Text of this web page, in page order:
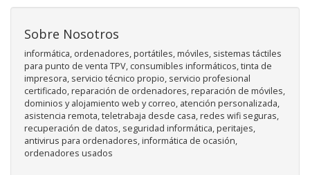
Sobre Nosotros
informática, ordenadores, portátiles, móviles, sistemas táctiles
para punto de venta TPV, consumibles informáticos, tinta de
impresora, servicio técnico propio, servicio profesional
certificado, reparación de ordenadores, reparación de móviles,
dominios y alojamiento web y correo, atención personalizada,
asistencia remota, teletrabaja desde casa, redes wifi seguras,
recuperación de datos, seguridad informática, peritajes,
antivirus para ordenadores, informática de ocasión,
ordenadores usados